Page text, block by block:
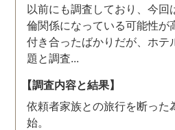
以前にも調査しており、今回
倫関係になっている可能性が
付き合ったばかりだが、ホテ
題と調査...
【調査内容と結果】
依頼者家族との旅行を断った
始。